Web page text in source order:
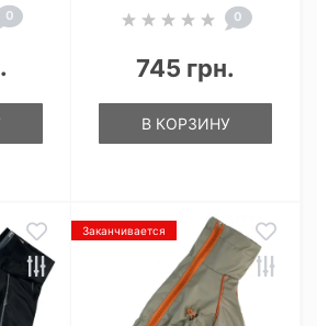
0 0
745 грн.
В КОРЗИНУ
Заканчивается